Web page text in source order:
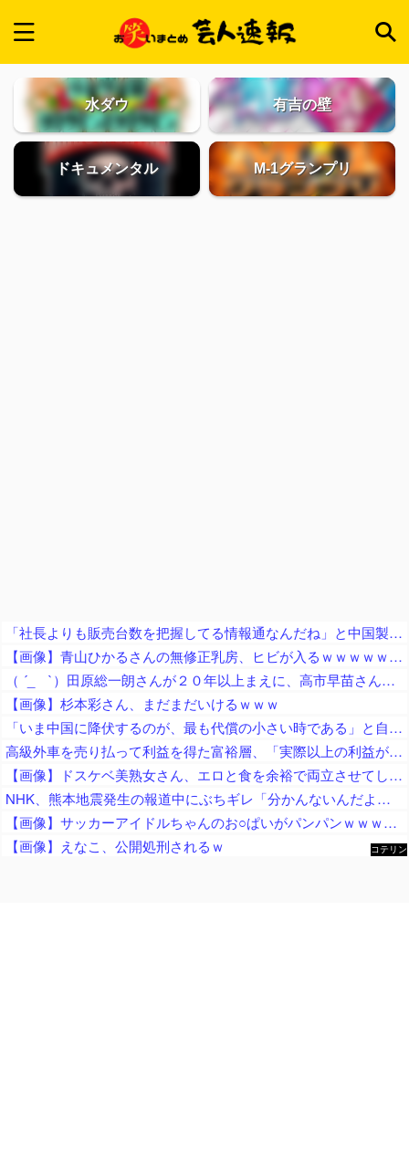
水ダウ 有吉の壁
ドキュメンタル M-1グランプリ
「社長よりも販売台数を把握してる情報通なんだね」と中国製軽EVを絶賛する人が猛ツッコミを食らう、社長の公式発表と随分食い違っておりますね……
【画像】青山ひかるさんの無修正乳房、ヒビが入るｗｗｗｗｗｗｗｗｗｗｗｗｗｗ
（ ´_ゝ`）田原総一朗さんが２０年以上まえに、高市早苗さんを「無知」「幼稚」と痛烈批判したと話題に
【画像】杉本彩さん、まだまだいけるｗｗｗ
「いま中国に降伏するのが、最も代償の小さい時である」と自称・安保専門家が指摘、「これって8年前の記事のコピーでは？」と中国人からも困惑の声が……
高級外車を売り払って利益を得た富裕層、「実際以上の利益があったとして課税される」とかけられた税金額に不満を漏らす
【画像】ドスケベ美熟女さん、エロと食を余裕で両立させてしまうｗｗｗｗｗｗｗｗｗ
NHK、熊本地震発生の報道中にぶちギレ「分かんないんだよ！」「情報が無いんだって！」「しーっ！しーっ！」視聴者ドン引き
【画像】サッカーアイドルちゃんのお○ぱいがパンパンｗｗｗｗｗｗｗｗｗｗｗｗ
【画像】えなこ、公開処刑されるｗ
コテリン